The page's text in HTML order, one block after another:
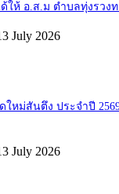
ให้ อ.ส.ม ตำบลทุ่งรวง
July 2026
หม่สันตึง ประจำปี
July 2026